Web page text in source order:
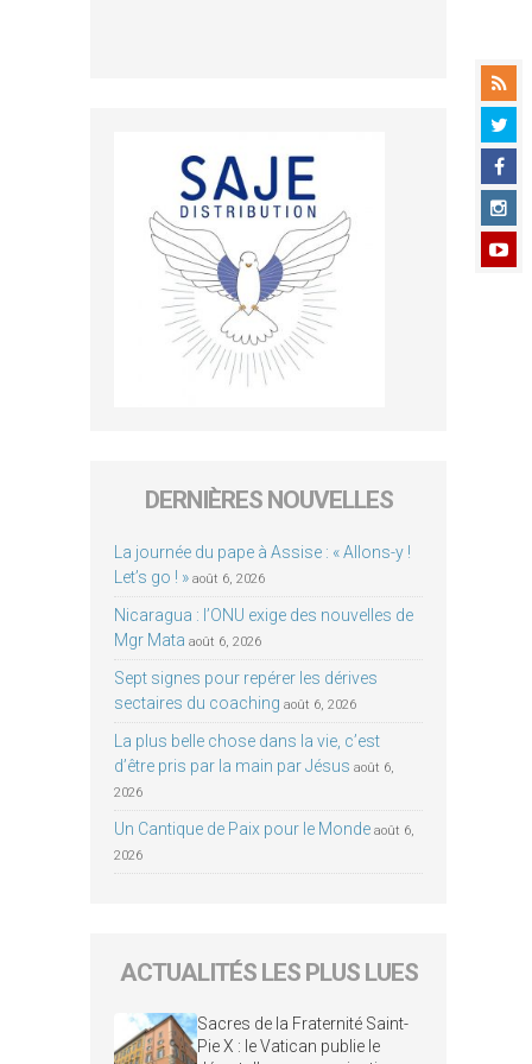
DERNIÈRES NOUVELLES
La journée du pape à Assise : « Allons-y !
Let’s go ! » août 6, 2026
Nicaragua : l’ONU exige des nouvelles de
Mgr Mata août 6, 2026
Sept signes pour repérer les dérives
sectaires du coaching août 6, 2026
La plus belle chose dans la vie, c’est
d’être pris par la main par Jésus août 6,
2026
Un Cantique de Paix pour le Monde août 6,
2026
ACTUALITÉS LES PLUS LUES
Sacres de la Fraternité Saint-
Pie X : le Vatican publie le